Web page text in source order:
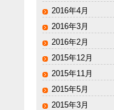
2016年4月
2016年3月
2016年2月
2015年12月
2015年11月
2015年5月
2015年3月